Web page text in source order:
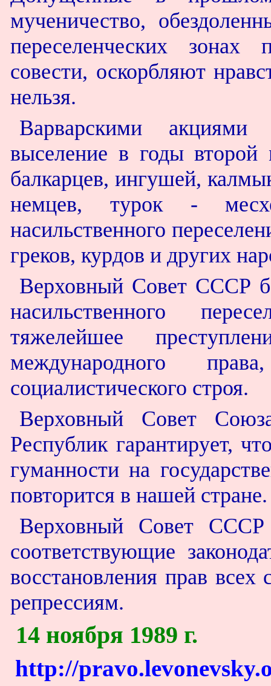
мученичество,
переселенческих
совести, оскорбляют
нельзя.
Варварскими акциями
выселение в годы
балкарцев, ингушей,
немцев, турок -
насильственного
греков, курдов и других
Верховный Совет СССР
насильственного
тяжелейшее
международного
социалистического строя.
Верховный Совет
Республик гарантирует,
гуманности на
повторится в нашей стране.
Верховный Совет СССР
соответствующие
восстановления прав всех
репрессиям.
14 ноября 1989 г.
http://